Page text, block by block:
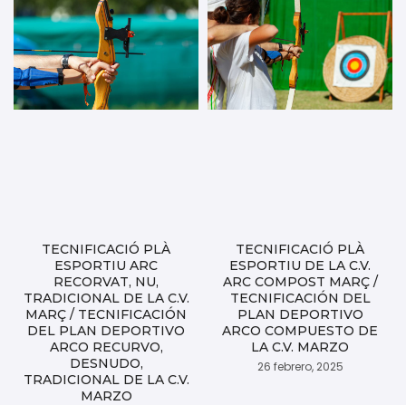
TECNIFICACIÓ PLÀ
ESPORTIU ARC
RECORVAT, NU,
TRADICIONAL DE LA C.V.
MARÇ / TECNIFICACIÓN
DEL PLAN DEPORTIVO
ARCO RECURVO,
DESNUDO,
TRADICIONAL DE LA C.V.
MARZO
TECNIFICACIÓ PLÀ
ESPORTIU DE LA C.V.
ARC COMPOST MARÇ /
TECNIFICACIÓN DEL
PLAN DEPORTIVO
ARCO COMPUESTO DE
LA C.V. MARZO
26 febrero, 2025